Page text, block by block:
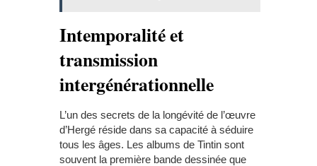
Intemporalité et
transmission
intergénérationnelle
L’un des secrets de la longévité de l’œuvre
d’Hergé réside dans sa capacité à séduire
tous les âges. Les albums de Tintin sont
souvent la première bande dessinée que